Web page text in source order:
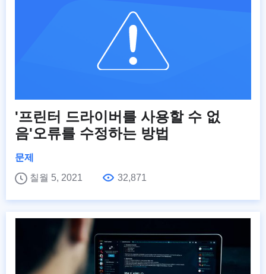
'프린터 드라이버를 사용할 수 없
음'오류를 수정하는 방법
문제
칠월 5, 2021
32,871